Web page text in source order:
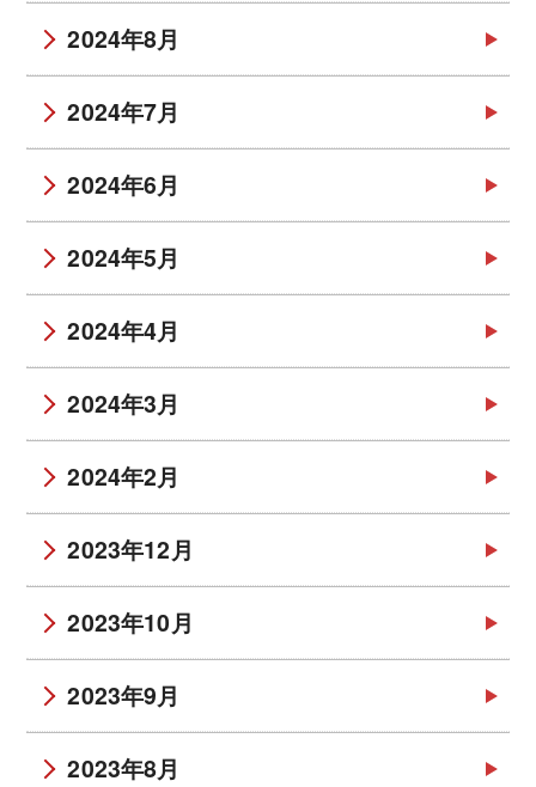
2024年8月
2024年7月
2024年6月
2024年5月
2024年4月
2024年3月
2024年2月
2023年12月
2023年10月
2023年9月
2023年8月